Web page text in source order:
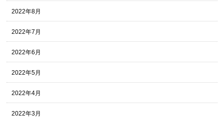
2022年8月
2022年7月
2022年6月
2022年5月
2022年4月
2022年3月